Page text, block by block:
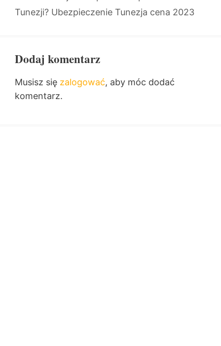
Tunezji? Ubezpieczenie Tunezja cena 2023
Dodaj komentarz
Musisz się zalogować, aby móc dodać
komentarz.